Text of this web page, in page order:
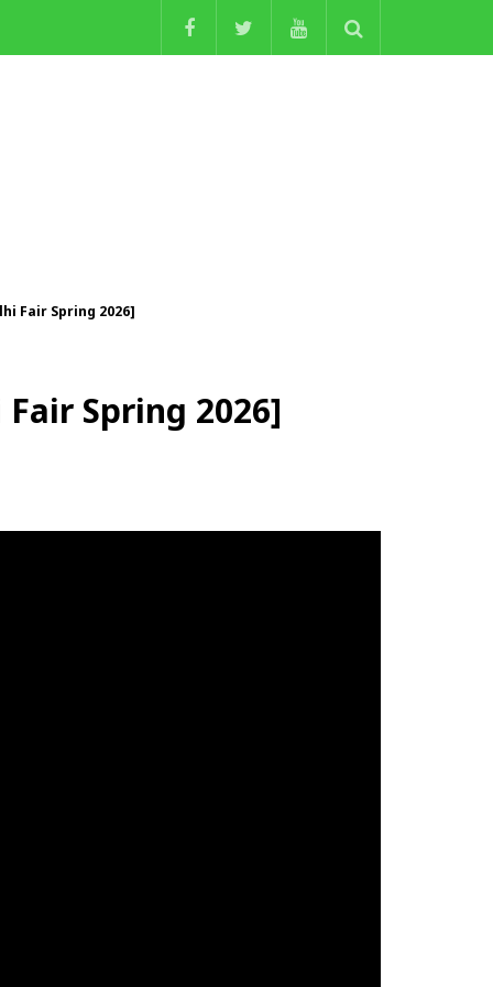
Fair Spring 2026]
Spring 2026]